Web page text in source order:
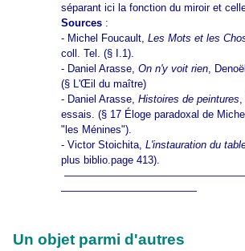
séparant ici la fonction du miroir et
Sources :
- Michel Foucault, Les Mots et les
coll. Tel. (§ I.1).
- Daniel Arasse, On n'y voit rien,
(§ L'Œil du maître)
- Daniel Arasse, Histoires de peintures,
essais. (§ 17 Éloge paradoxal de
"les Ménines").
- Victor Stoichita, L'instauration du
plus biblio.page 413).
—————————————
Un objet parmi d'autres